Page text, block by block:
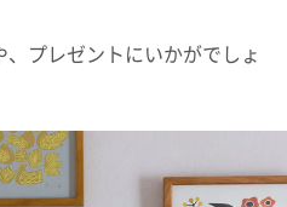
プレゼントにいかがでしょ